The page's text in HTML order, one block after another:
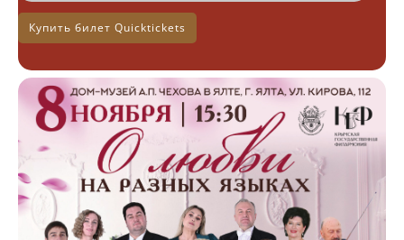
Купить билет Quicktickets